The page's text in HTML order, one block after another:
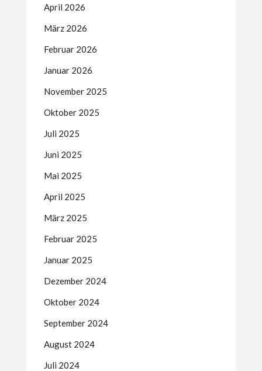
April 2026
März 2026
Februar 2026
Januar 2026
November 2025
Oktober 2025
Juli 2025
Juni 2025
Mai 2025
April 2025
März 2025
Februar 2025
Januar 2025
Dezember 2024
Oktober 2024
September 2024
August 2024
Juli 2024